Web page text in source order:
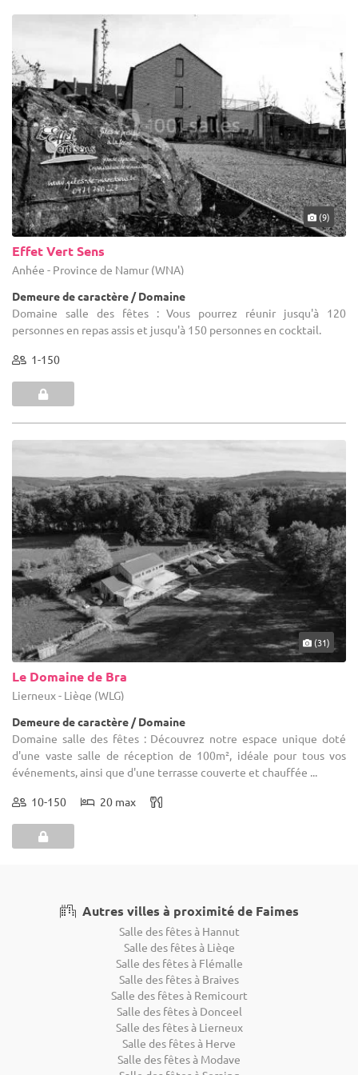
(9)
Effet Vert Sens
Anhée - Province de Namur (WNA)
Demeure de caractère / Domaine
Domaine salle des fêtes : Vous pourrez réunir jusqu'à 120
personnes en repas assis et jusqu'à 150 personnes en cocktail.
1-150
(31)
Le Domaine de Bra
Lierneux - Liège (WLG)
Demeure de caractère / Domaine
Domaine salle des fêtes : Découvrez notre espace unique doté
d'une vaste salle de réception de 100m², idéale pour tous vos
événements, ainsi que d'une terrasse couverte et chauffée ...
10-150 20 max
Autres villes à proximité de Faimes
Salle des fêtes à Hannut
Salle des fêtes à Liège
Salle des fêtes à Flémalle
Salle des fêtes à Braives
Salle des fêtes à Remicourt
Salle des fêtes à Donceel
Salle des fêtes à Lierneux
Salle des fêtes à Herve
Salle des fêtes à Modave